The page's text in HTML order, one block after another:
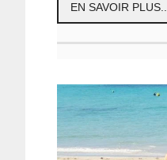
EN SAVOIR PLUS..